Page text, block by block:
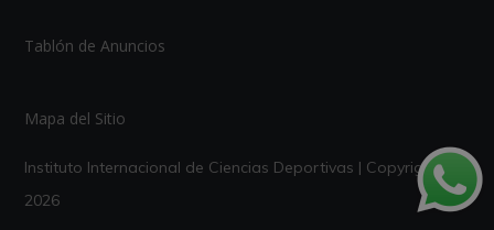
Tablón de Anuncios
Mapa del Sitio
Instituto Internacional de Ciencias Deportivas | Copyright ©
2026